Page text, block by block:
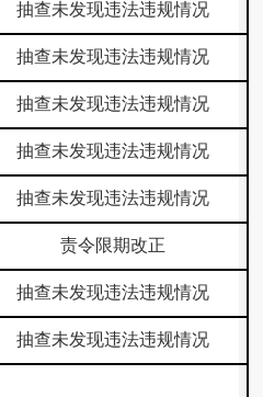
抽查未发现违法违规情况
抽查未发现违法违规情况
抽查未发现违法违规情况
抽查未发现违法违规情况
抽查未发现违法违规情况
责令限期改正
抽查未发现违法违规情况
抽查未发现违法违规情况